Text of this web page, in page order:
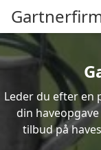
Leder du efter en
din
tilbud på